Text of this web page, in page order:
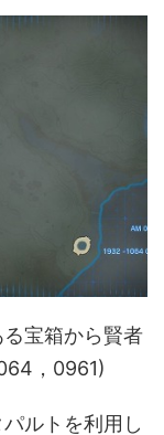
宝箱から賢者
，0961)
ルトを利用し